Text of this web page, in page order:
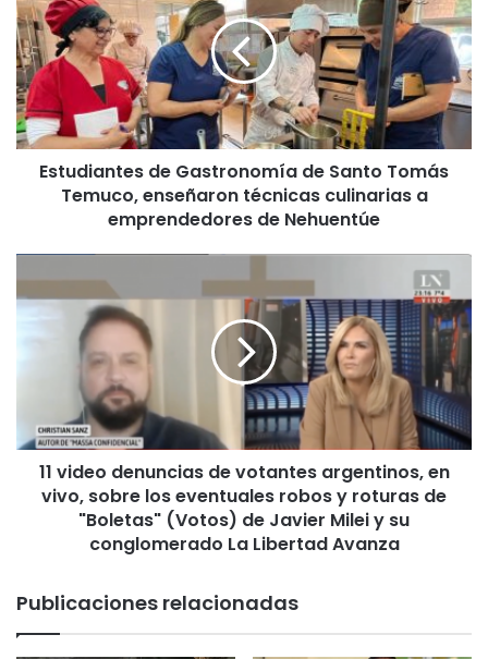
t
u
d
i
a
n
t
G
a
s
m
n
Estudiantes de Gastronomía de Santo Tomás
Temuco, enseñaron técnicas culinarias a
emprendedores de Nehuentúe
v
e
s
d
e
11 video denuncias de votantes argentinos, en
vivo, sobre los eventuales robos y roturas de
"Boletas" (Votos) de Javier Milei y su
conglomerado La Libertad Avanza
Publicaciones relacionadas